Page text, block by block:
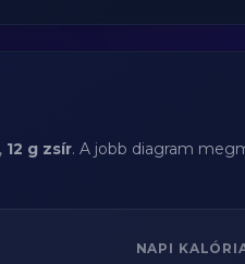
, 12 g zsír. A jobb diagram
NAPI